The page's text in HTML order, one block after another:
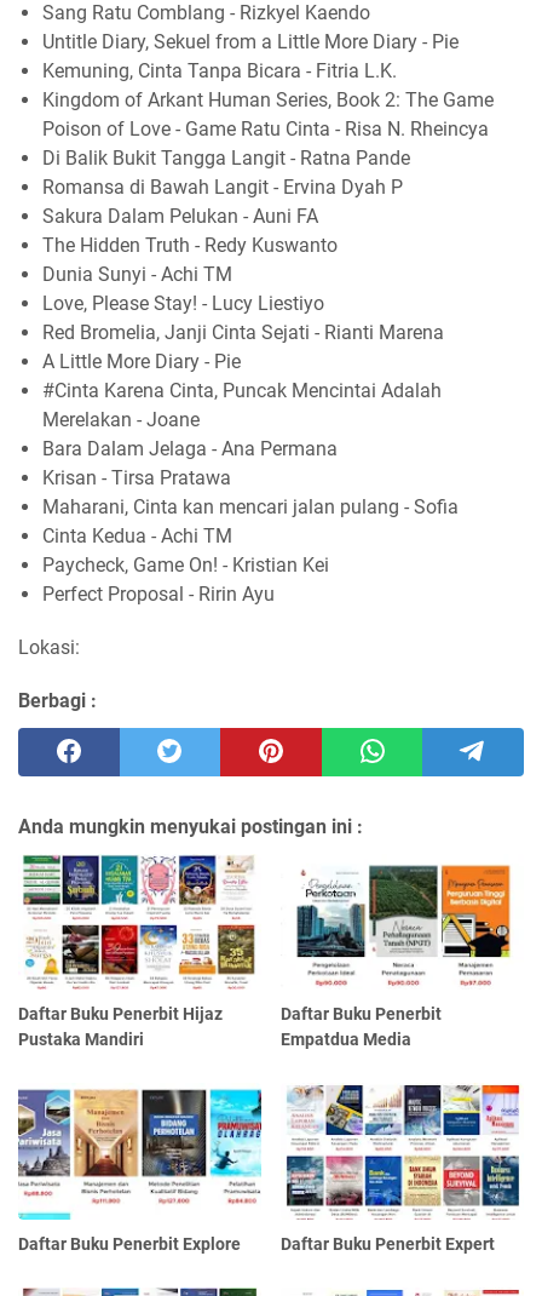
Sang Ratu Comblang - Rizkyel Kaendo
Untitle Diary, Sekuel from a Little More Diary - Pie
Kemuning, Cinta Tanpa Bicara - Fitria L.K.
Kingdom of Arkant Human Series, Book 2: The Game
Poison of Love - Game Ratu Cinta - Risa N. Rheincya
Di Balik Bukit Tangga Langit - Ratna Pande
Romansa di Bawah Langit - Ervina Dyah P
Sakura Dalam Pelukan - Auni FA
The Hidden Truth - Redy Kuswanto
Dunia Sunyi - Achi TM
Love, Please Stay! - Lucy Liestiyo
Red Bromelia, Janji Cinta Sejati - Rianti Marena
A Little More Diary - Pie
#Cinta Karena Cinta, Puncak Mencintai Adalah
Merelakan - Joane
Bara Dalam Jelaga - Ana Permana
Krisan - Tirsa Pratawa
Maharani, Cinta kan mencari jalan pulang - Sofia
Cinta Kedua - Achi TM
Paycheck, Game On! - Kristian Kei
Perfect Proposal - Ririn Ayu
Lokasi:
Berbagi :
Anda mungkin menyukai postingan ini :
Daftar Buku Penerbit Hijaz
Pustaka Mandiri
Daftar Buku Penerbit
Empatdua Media
Daftar Buku Penerbit Explore Daftar Buku Penerbit Expert